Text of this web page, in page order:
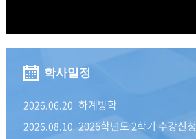
학사일정
2026.06.20 하계방학
2026.08.10 2026학년도 2학기 수강신청